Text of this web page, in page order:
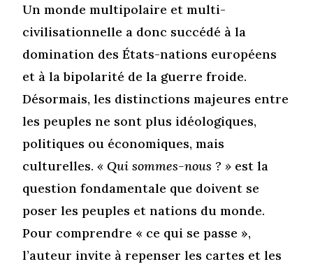
Un monde multipolaire et multi-
civilisationnelle a donc succédé à la
domination des États-nations européens
et à la bipolarité de la guerre froide.
Désormais, les distinctions majeures entre
les peuples ne sont plus idéologiques,
politiques ou économiques, mais
culturelles.« Qui sommes-nous ? » est la
question fondamentale que doivent se
poser les peuples et nations du monde.
Pour comprendre « ce qui se passe »,
l’auteur invite à repenser les cartes et les